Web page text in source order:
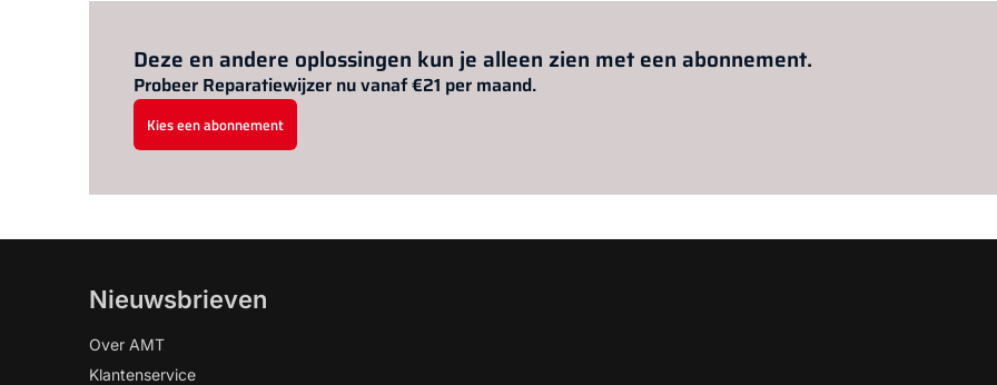
Deze en andere oplossingen kun je alleen zien met een abonnement.
Probeer Reparatiewijzer nu vanaf €21 per maand.
Kies een abonnement
Nieuwsbrieven
Over AMT
Klantenservice